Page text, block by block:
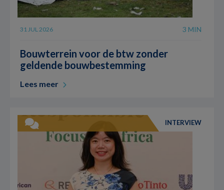
31 JUL 2026 3 MIN
Bouwterrein voor de btw zonder
geldende bouwbestemming
Lees meer
INTERVIEW